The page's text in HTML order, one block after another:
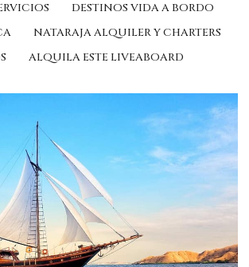
DESTINOS VIDA A BORDO
NATARAJA ALQUILER Y CHARTERS
ALQUILA ESTE LIVEABOARD